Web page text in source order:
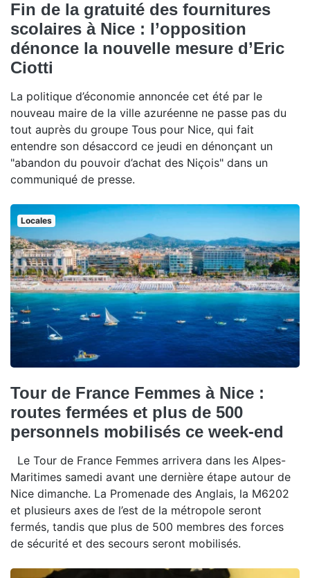
Fin de la gratuité des fournitures
scolaires à Nice : l’opposition
dénonce la nouvelle mesure d’Eric
Ciotti
La politique d’économie annoncée cet été par le
nouveau maire de la ville azuréenne ne passe pas du
tout auprès du groupe Tous pour Nice, qui fait
entendre son désaccord ce jeudi en dénonçant un
"abandon du pouvoir d’achat des Niçois" dans un
communiqué de presse.
Locales
Tour de France Femmes à Nice :
routes fermées et plus de 500
personnels mobilisés ce week-end
Le Tour de France Femmes arrivera dans les Alpes-
Maritimes samedi avant une dernière étape autour de
Nice dimanche. La Promenade des Anglais, la M6202
et plusieurs axes de l’est de la métropole seront
fermés, tandis que plus de 500 membres des forces
de sécurité et des secours seront mobilisés.